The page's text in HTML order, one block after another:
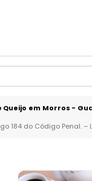
Queijo em Morros -
184 do Código Penal. –